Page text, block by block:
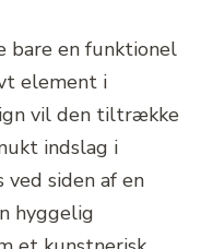
bare en funktionel
element i
vil den tiltrække
indslag i
ved siden af en
hyggelig